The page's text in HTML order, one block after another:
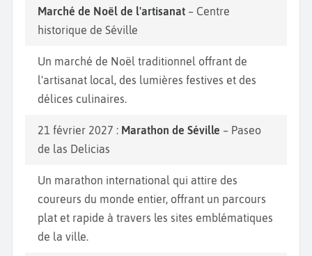
Marché de Noël de l'artisanat – Centre
historique de Séville
Un marché de Noël traditionnel offrant de
l'artisanat local, des lumières festives et des
délices culinaires.
21 février 2027 : Marathon de Séville – Paseo
de las Delicias
Un marathon international qui attire des
coureurs du monde entier, offrant un parcours
plat et rapide à travers les sites emblématiques
de la ville.